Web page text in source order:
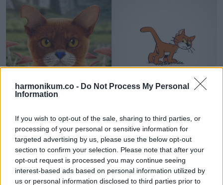
harmonikum.co - Do Not Process My Personal
Information
If you wish to opt-out of the sale, sharing to third parties, or
processing of your personal or sensitive information for
targeted advertising by us, please use the below opt-out
section to confirm your selection. Please note that after your
opt-out request is processed you may continue seeing
interest-based ads based on personal information utilized by
us or personal information disclosed to third parties prior to
14. Clarabel